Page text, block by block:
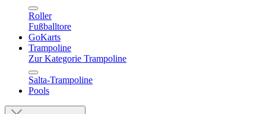
Roller
Fußballtore
GoKarts
Trampoline
Zur Kategorie Trampoline
Salta-Trampoline
Pools